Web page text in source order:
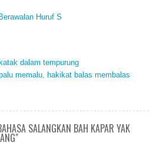
Huruf S
dalam tempurung
memalu, hakikat balas membalas
SALANGKAN BAH KAPAR YAK